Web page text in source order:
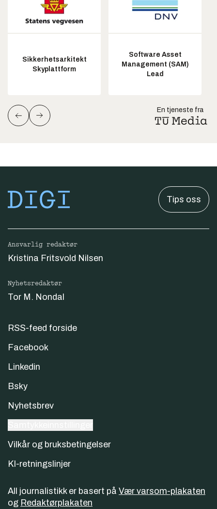
Sikkerhetsarkitekt
Skyplattform
Software Asset
Management (SAM)
Lead
En tjeneste fra
Tips oss
Ansvarlig redaktør
Kristina Fritsvold Nilsen
Nyhetsredaktør
Tor M. Nondal
RSS-feed forside
Facebook
Linkedin
Bsky
Nyhetsbrev
Vilkår og bruksbetingelser
KI-retningslinjer
All journalistikk er basert på Vær varsom-plakaten
og Redaktørplakaten